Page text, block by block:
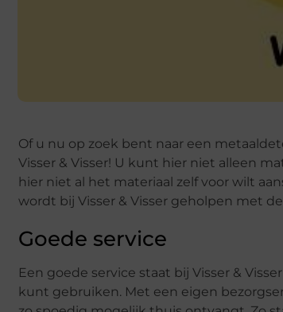
Of u nu op zoek bent naar een
Visser & Visser! U kunt hier niet alleen
hier niet al het materiaal zelf voor wilt
wordt bij Visser & Visser geholpen met
Goede service
Een goede service staat bij Visser &
kunt gebruiken. Met een eigen